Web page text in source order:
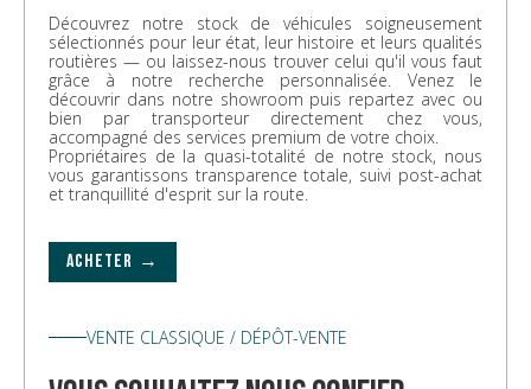
Découvrez notre stock de véhicules soigneusement
sélectionnés pour leur état, leur histoire et leurs qualités
routières — ou laissez-nous trouver celui qu'il vous faut
grâce à notre recherche personnalisée. Venez le
découvrir dans notre showroom puis repartez avec ou
bien par transporteur directement chez vous,
accompagné des services premium de votre choix.
Propriétaires de la quasi-totalité de notre stock, nous
vous garantissons transparence totale, suivi post-achat
et tranquillité d'esprit sur la route.
ACHETER →
VENTE CLASSIQUE / DÉPÔT-VENTE